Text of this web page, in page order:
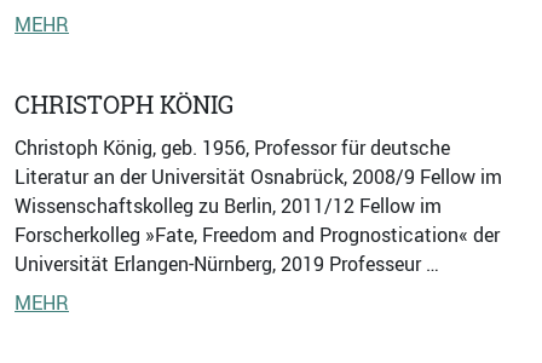
MEHR
CHRISTOPH KÖNIG
Christoph König, geb. 1956, Professor für deutsche
Literatur an der Universität Osnabrück, 2008/9 Fellow im
Wissenschaftskolleg zu Berlin, 2011/12 Fellow im
Forscherkolleg »Fate, Freedom and Prognostication« der
Universität Erlangen-Nürnberg, 2019 Professeur …
MEHR